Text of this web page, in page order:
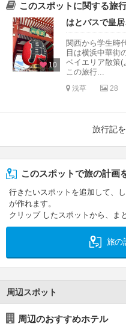
このスポットに関する旅
10
はとバスで皇
関西から学生時
目は横浜中華街
ベイエリア散策(
この旅行...
浅草 28
旅行記
このスポットで旅の計画
行きたいスポットを追加して、
が作れます。
クリップ したスポットから、ま
旅の
周辺スポット
周辺のおすすめホテル